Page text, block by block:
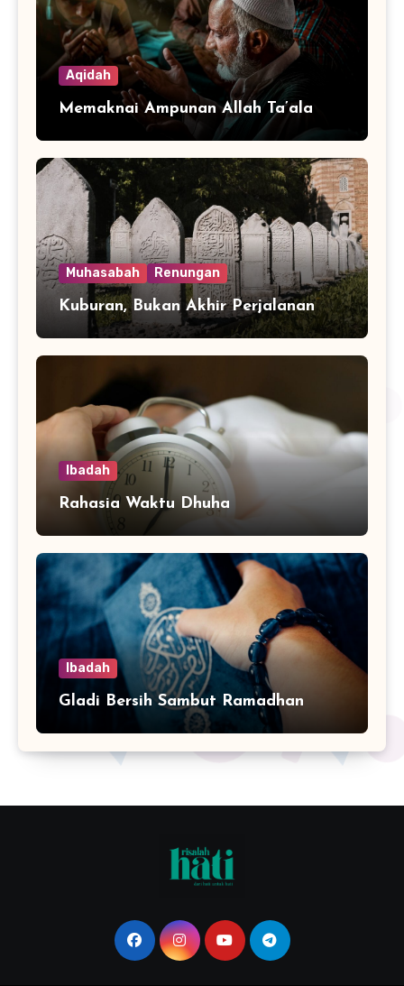
Aqidah
Memaknai Ampunan Allah Ta’ala
Muhasabah Renungan
Kuburan, Bukan Akhir Perjalanan
Ibadah
Rahasia Waktu Dhuha
Ibadah
Gladi Bersih Sambut Ramadhan